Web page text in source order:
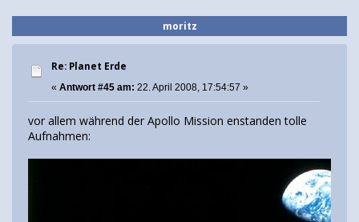
moritz
Re: Planet Erde
« Antwort #45 am: 22. April 2008, 17:54:57 »
vor allem während der Apollo Mission enstanden tolle
Aufnahmen: